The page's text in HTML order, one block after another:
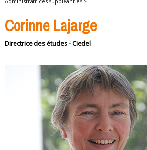
Corinne Lajarge
Directrice des études - Ciedel